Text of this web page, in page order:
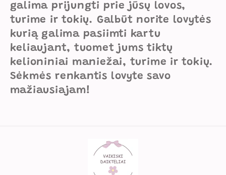
k
c
i
j
a
galima prijungti prie jūsų lovos,
turime ir tokių. Galbūt norite lovytės
kurią galima pasiimti kartu
keliaujant, tuomet jums tiktų
kelioniniai maniežai, turime ir tokių.
Sėkmės renkantis lovyte savo
mažiausiajam!